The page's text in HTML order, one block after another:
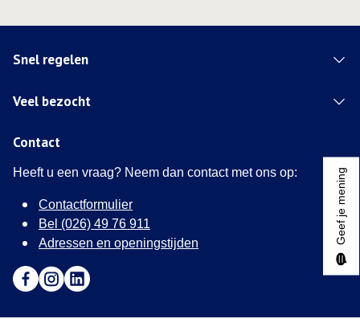
Snel regelen
Veel bezocht
Contact
Heeft u een vraag? Neem dan contact met ons op:
Contactformulier
Bel (026) 49 76 911
Adressen en openingstijden
Geef je mening